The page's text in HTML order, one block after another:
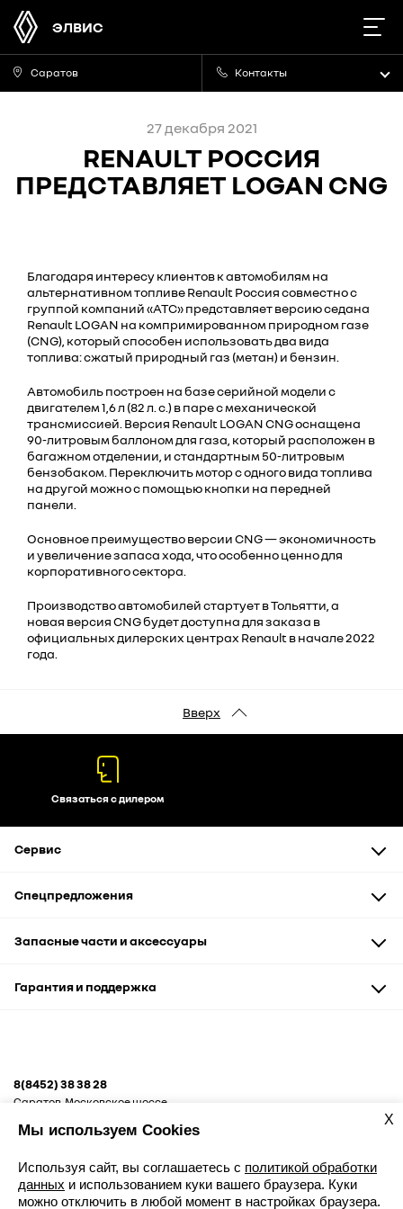
ЭЛВИС
Саратов Контакты
27 декабря 2021
RENAULT РОССИЯ
ПРЕДСТАВЛЯЕТ LOGAN CNG
Благодаря интересу клиентов к автомобилям на
альтернативном топливе Renault Россия совместно с
группой компаний «АТС» представляет версию седана
Renault LOGAN на компримированном природном газе
(CNG), который способен использовать два вида
топлива: сжатый природный газ (метан) и бензин.
Автомобиль построен на базе серийной модели с
двигателем 1,6 л (82 л. с.) в паре с механической
трансмиссией. Версия Renault LOGAN CNG оснащена
90-литровым баллоном для газа, который расположен в
багажном отделении, и стандартным 50-литровым
бензобаком. Переключить мотор с одного вида топлива
на другой можно с помощью кнопки на передней
панели.
Основное преимущество версии CNG — экономичность
и увеличение запаса хода, что особенно ценно для
корпоративного сектора.
Производство автомобилей стартует в Тольятти, а
новая версия CNG будет доступна для заказа в
официальных дилерских центрах Renault в начале 2022
года.
Вверх
Связаться с дилером
Сервис
Диагностика и ремонт
Спецпредложения
Запчасти и аксессуары
Рассрочка
Запасные части и аксессуары
Аксессуары и сувениры
Гарантия и поддержка
8(8452) 38 38 28
Саратов, Московское шоссе,
X
Мы используем Cookies
Используя сайт, вы соглашаетесь с политикой обработки
данных и использованием куки вашего браузера. Куки
можно отключить в любой момент в настройках браузера.